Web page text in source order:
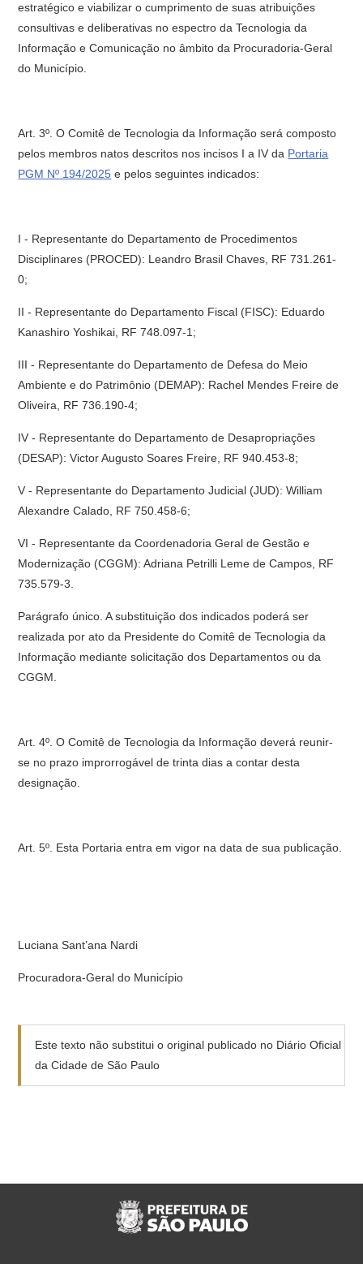
estratégico e viabilizar o cumprimento de suas atribuições
consultivas e deliberativas no espectro da Tecnologia da
Informação e Comunicação no âmbito da Procuradoria-Geral
do Município.
Art. 3º.O Comitê de Tecnologia da Informação será composto
pelos membros natos descritos nos incisos I a IV da Portaria
PGM Nº 194/2025 e pelos seguintes indicados:
I - Representante do Departamento de Procedimentos
Disciplinares (PROCED): Leandro Brasil Chaves, RF 731 261-
0;
II - Representante do Departamento Fiscal (FISC): Eduardo
Kanashiro Yoshikai, RF 748.097-1;
III - Representante do Departamento de Defesa do Meio
Ambiente e do Patrimônio (DEMAP): Rachel Mendes Freire de
Oliveira, RF 736.190-4;
IV - Representante do Departamento de Desapropriações
(DESAP): Victor Augusto Soares Freire, RF 940.453-8;
V - Representante do Departamento Judicial (JUD): William
Alexandre Calado, RF 750.458-6;
VI - Representante da Coordenadoria Geral de Gestão e
Modernização (CGGM): Adriana Petrilli Leme de Campos, RF
735.579-3.
Parágrafo único. A substituição dos indicados poderá ser
realizada por ato da Presidente do Comitê de Tecnologia da
Informação mediante solicitação dos Departamentos ou da
CGGM.
Art. 4º. O Comitê de Tecnologia da Informação deverá reunir-
se no prazo improrrogável de trinta dias a contar desta
designação.
Art. 5º. Esta Portaria entra em vigor na data de sua publicação.
Luciana Sant’ana Nardi
Procuradora-Geral do Município
Este texto não substitui o original publicado no Diário Oficial
da Cidade de São Paulo